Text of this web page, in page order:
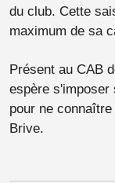
du club. Cette
maximum de sa
Présent au CAB
espère s'imposer
pour ne
Brive.